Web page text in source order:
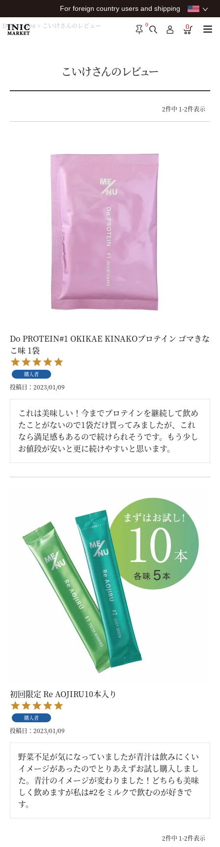
For foreign country users and shipping
0 0
INIC coffee こいけさんのレビュー
こいけさんのレビュー
2件中 1-2件表示
Do PROTEIN#1 OKIKAE KINAKOプロテイン ゴマきな
こ味 1袋
購入者
投稿日 2023/01/09
これは美味しい！今までプロテインを継続して飲め
たことがないので1袋だけ買ってみましたが、これ
なら満足感もあるので続けられそうです。もう少し
お値段が安いと更に続けやすいと思います。
初回限定 Re AOJIRU10本入り
購入者
投稿日 2023/01/09
野菜不足が気になっていましたが青汁は飲みにくい
イメージがあったのでとりあえずお試し購入しまし
た。青汁のイメージが変わりました！どちらも美味
しく飲めますが私は#2をミルクで飲むのが好きで
す。
2件中 1-2件表示